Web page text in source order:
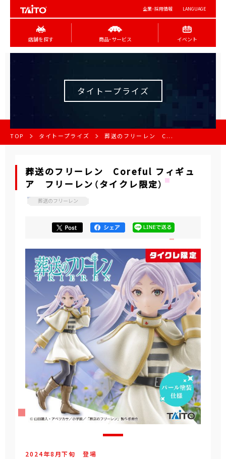
企業･採用情報 LANGUAGE
店舗を探す 商品･サービス イベント
タイトープライズ
TOP タイトープライズ 葬送のフリーレン C...
葬送のフリーレン Coreful フィギュ
ア フリーレン（タイクレ限定）
葬送のフリーレン
2024年8 月下旬 登場